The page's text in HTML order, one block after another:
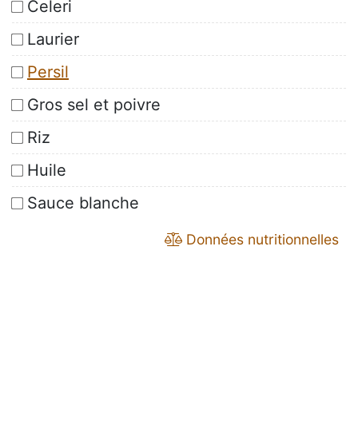
Celeri
Laurier
Persil
Gros sel et poivre
Riz
Huile
Sauce blanche
Données nutritionnelles